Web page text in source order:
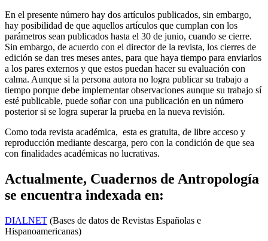
En el presente número hay dos artículos publicados, sin embargo,
hay posibilidad de que aquellos artículos que cumplan con los
parámetros sean publicados hasta el 30 de junio, cuando se cierre.
Sin embargo, de acuerdo con el director de la revista, los cierres de
edición se dan tres meses antes, para que haya tiempo para enviarlos
a los pares externos y que estos puedan hacer su evaluación con
calma. Aunque si la persona autora no logra publicar su trabajo a
tiempo porque debe implementar observaciones aunque su trabajo sí
esté publicable, puede soñar con una publicación en un número
posterior si se logra superar la prueba en la nueva revisión.
Como toda revista académica, esta es gratuita, de libre acceso y
reproducción mediante descarga, pero con la condición de que sea
con finalidades académicas no lucrativas.
Actualmente, Cuadernos de Antropología
se encuentra indexada en:
DIALNET (Bases de datos de Revistas Españolas e
Hispanoamericanas)